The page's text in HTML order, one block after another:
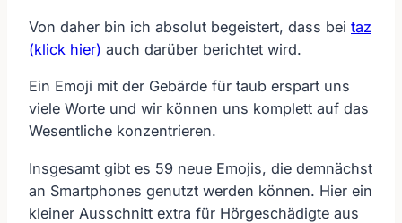
Von daher bin ich absolut begeistert, dass bei taz
(klick hier) auch darüber berichtet wird.
Ein Emoji mit der Gebärde für taub erspart uns
viele Worte und wir können uns komplett auf das
Wesentliche konzentrieren.
Insgesamt gibt es 59 neue Emojis, die demnächst
an Smartphones genutzt werden können. Hier ein
kleiner Ausschnitt extra für Hörgeschädigte aus